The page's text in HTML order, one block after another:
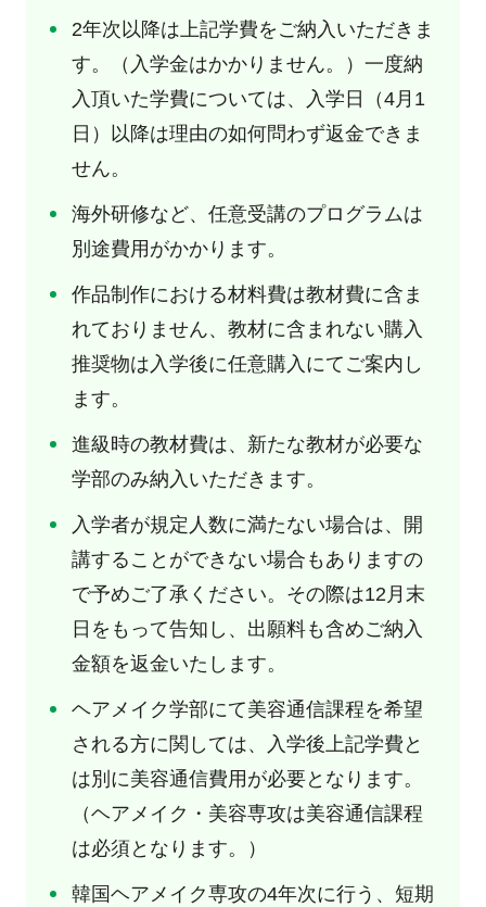
2年次以降は上記学費をご納入いただきま
す。（入学金はかかりません。）一度納
入頂いた学費については、入学日（4月1
日）以降は理由の如何問わず返金できま
せん。
海外研修など、任意受講のプログラムは
別途費用がかかります。
作品制作における材料費は教材費に含ま
れておりません、教材に含まれない購入
推奨物は入学後に任意購入にてご案内し
ます。
進級時の教材費は、新たな教材が必要な
学部のみ納入いただきます。
入学者が規定人数に満たない場合は、開
講することができない場合もありますの
で予めご了承ください。その際は12月末
日をもって告知し、出願料も含めご納入
金額を返金いたします。
ヘアメイク学部にて美容通信課程を希望
される方に関しては、入学後上記学費と
は別に美容通信費用が必要となります。
（ヘアメイク・美容専攻は美容通信課程
は必須となります。）
韓国ヘアメイク専攻の4年次に行う、短期